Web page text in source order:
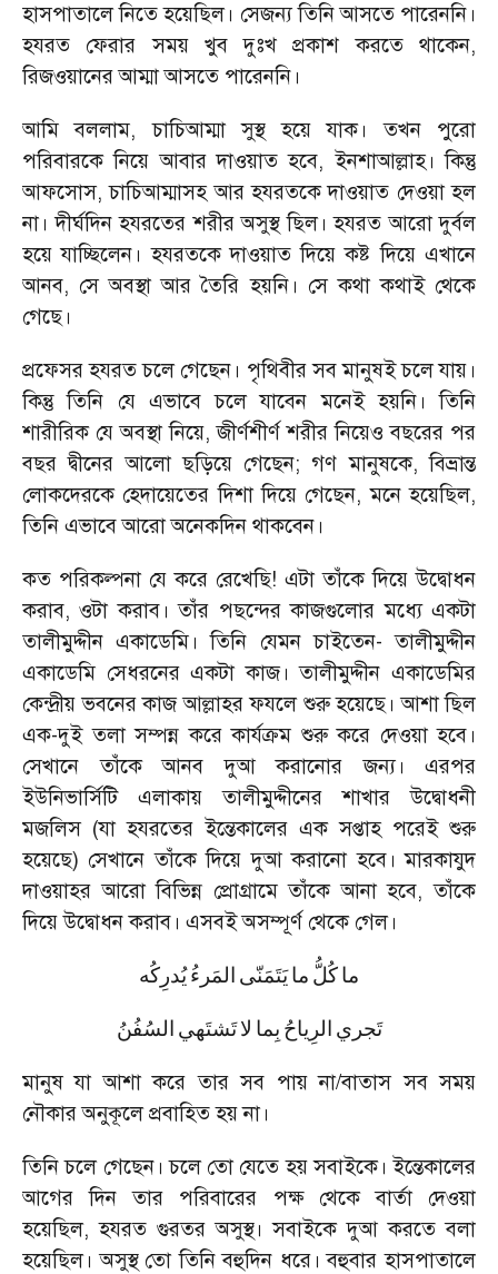
হাসপাতালে নিতে হয়েছিল। সেজন্য তিনি আসতে পারেননি।
হযরত ফেরার সময় খুব দুঃখ প্রকাশ করতে থাকেন,
রিজওয়ানের আম্মা আসতে পারেননি।
আমি বললাম,চাচিআম্মা সুস্থ হয়ে যাক। তখন পুরো
পরিবারকে নিয়ে আবার দাওয়াত হবে, ইনশাআল্লাহ। কিন্তু
আফসোস,চাচিআম্মাসহ আর হযরতকে দাওয়াত দেওয়া হল
না। দীর্ঘদিন হযরতের শরীর অসুস্থ ছিল। হযরত আরো দুর্বল
হয়ে যাচ্ছিলেন। হযরতকে দাওয়াত দিয়ে কষ্ট দিয়ে এখানে
আনব, সে অবস্থা আর তৈরি হয়নি। সে কথা কথাই থেকে
গেছে।
প্রফেসর হযরত চলে গেছেন। পৃথিবীর সব মানুষই চলে যায়।
কিন্তু তিনি যে এভাবে চলে যাবেন মনেই হয়নি। তিনি
শারীরিক যে অবস্থা নিয়ে,জীর্ণশীর্ণ শরীর নিয়েও বছরের পর
বছর দ্বীনের আলো ছড়িয়ে গেছেন;গণ মানুষকে,বিভ্রান্ত
লোকদেরকে হেদায়েতের দিশা দিয়ে গেছেন,মনে হয়েছিল,
তিনি এভাবে আরো অনেকদিন থাকবেন।
কত পরিকল্পনা যে করে রেখেছি! এটা তাঁকে দিয়ে উদ্বোধন
করাব,ওটা করাব। তাঁর পছন্দের কাজগুলোর মধ্যে একটা
তালীমুদ্দীন একাডেমি। তিনি যেমন চাইতেন-তালীমুদ্দীন
একাডেমি সেধরনের একটা কাজ। তালীমুদ্দীন একাডেমির
কেন্দ্রীয় ভবনের কাজ আল্লাহর ফযলে শুরু হয়েছে। আশা ছিল
এক-দুই তলা সম্পন্ন করে কার্যক্রম শুরু করে দেওয়া হবে।
সেখানে তাঁকে আনব দুআ করানোর জন্য। এরপর
ইউনিভার্সিটি এলাকায় তালীমুদ্দীনের শাখার উদ্বোধনী
মজলিস (যা হযরতের ইন্তেকালের এক সপ্তাহ পরেই শুরু
হয়েছে) সেখানে তাঁকে দিয়ে দুআ করানো হবে। মারকাযুদ
দাওয়াহর আরো বিভিন্ন প্রোগ্রামে তাঁকে আনা হবে,তাঁকে
দিয়ে উদ্বোধন করাব। এসবই অসম্পূর্ণ থেকে গেল।
ماكُلُّ مايَتَمَنّى المَرءُيُدرِكُه
تَجري الرِياحُ بِما لا تَشتَهي السُفُنُ
মানুষ যা আশা করে তার সব পায় না/বাতাস সব সময়
নৌকার অনুকূলে প্রবাহিত হয় না।
তিনি চলে গেছেন। চলে তো যেতে হয় সবাইকে। ইন্তেকালের
আগের দিন তার পরিবারের পক্ষ থেকে বার্তা দেওয়া
হয়েছিল,হযরত গুরতর অসুস্থ। সবাইকে দুআ করতে বলা
হয়েছিল। অসুস্থ তো তিনি বহুদিন ধরে। বহুবার হাসপাতালে